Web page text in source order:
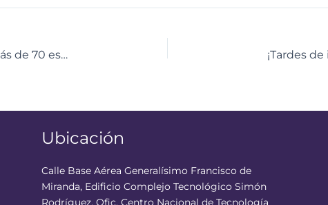
Socialización Científica en Los Teques atendió más de 70 estudiantes
Ubicación
Calle Base Aérea Generalísimo Francisco de
Miranda, Edificio Complejo Tecnológico Simón
Rodríguez, Ofic. Centro Nacional de Tecnología